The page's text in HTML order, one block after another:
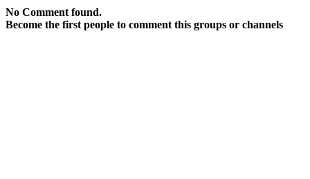
No Comment found.
Become the first people to comment this groups or channels